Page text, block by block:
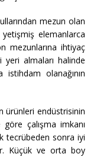
mezun olan
elemanlarca
mezunlarına ihtiyaç
almaları halinde
olanağının
ürünleri endüstrisinin
çalışma imkanı
tecrübeden sonra iyi
Küçük ve orta boy